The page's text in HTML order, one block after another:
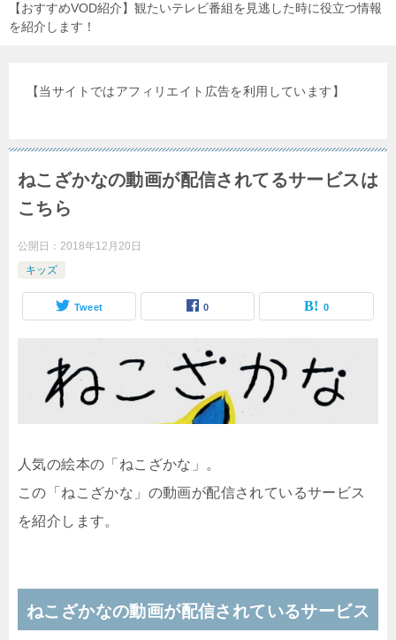
【おすすめVOD紹介】観たいテレビ番組を見逃した時に役立つ情報
を紹介します！
【当サイトではアフィリエイト広告を利用しています】
ねこざかなの動画が配信されてるサービスは
こちら
公開日： 2018年12月20日
キッズ
Tweet 0 0
人気の絵本の「 ねこざかな 」。
この「ねこざかな」の動画が配信されているサービス
を紹介します。
ねこざかなの動画が配信されているサービス